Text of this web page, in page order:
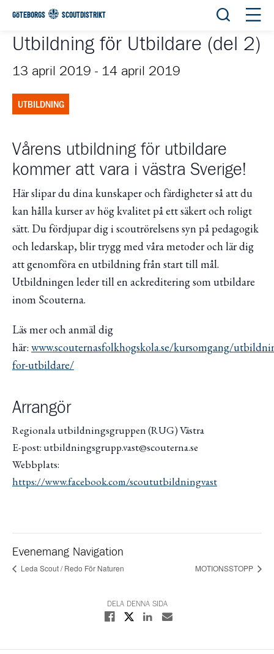
GÖTEBORGS SCOUTDISTRIKT Öppna
Utbildning för Utbildare (del 2)
13 april 2019 - 14 april 2019
UTBILDNING
Vårens utbildning för utbildare
kommer att vara i västra Sverige!
Här slipar du dina kunskaper och färdigheter så att du
kan hålla kurser av hög kvalitet på ett säkert och roligt
sätt. Du fördjupar dig i scoutrörelsens syn på pedagogik
och ledarskap, blir trygg med våra metoder och lär dig
att genomföra en utbildning från start till mål.
Utbildningen leder till en ackreditering som utbildare
inom Scouterna.
Läs mer och anmäl dig
här: www.scouternasfolkhogskola.se/kursomgang/
for-utbildare/
Arrangör
Regionala utbildningsgruppen (RUG) Västra
E-post: utbildningsgrupp.vast@scouterna.se
Webbplats:
https://www.facebook.com/scoututbildningvast
Evenemang Navigation
Leda Scout / Redo För Naturen MOTIONSSTOPP
DELA DENNA SIDA
Dela på Facebook
Dela på XDela på Linkedin
Dela med E-post